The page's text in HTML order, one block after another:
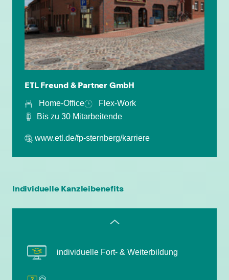
ETL Freund & Partner GmbH
Home-Office
Flex-Work
Bis zu 30 Mitarbeitende
www.etl.de/fp-sternberg/karriere
Individuelle Kanzleibenefits
individuelle Fort- & Weiterbildung
persönliche Mandantenbeziehung
betriebliche Altersvorsorge
Zusatzleistungen/Mitarbeiterrabatte
leistungsgerechte Bezahlung
flexible Arbeitszeiten
individuelle Fort- & Weiterbildung